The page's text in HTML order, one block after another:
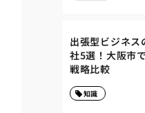
出張型ビジネ
社5選！大阪市
戦略比較
知識